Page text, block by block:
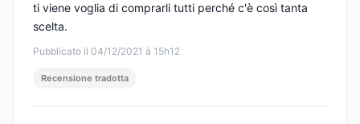
Pubblicato il 04/12/2021 à 15h12
ti viene voglia di comprarli tutti perché c'è così tanta
scelta.
Recensione tradotta